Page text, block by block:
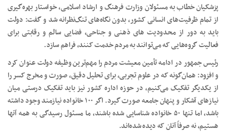
پزشکیان خطاب به مسئولان وزارت فرهنگ و ارشاد اسلامی، خواستار بهره‌گیری
از تمام ظرفیت‌های انسانی کشور، بدون نگاه‌های تنگ‌نظرانه شد و گفت: دولت
باید به دور از محدودیت‌ های ذهنی و جناحی، فضایی سالم و رقابتی برای
فعالیت گروه‌هایی که می‌توانند به مردم خدمت کنند، فراهم سازد.
رئیس جمهور در ادامه تأمین معیشت مردم را مهم‌ترین وظیفه دولت عنوان کرد
و افزود: همان‌گونه که در علوم تجربی، برای تحلیل دقیق، صورت و مخرج کسر را
از یکدیگر تفکیک می‌کنیم، در حوزه اداره کشور نیز باید تفکیک درستی میان
نیازهای آشکار و پنهان جامعه صورت گیرد. اگر ۱۰۰ خانواده نیازمند وجود داشته
باشد، اما تنها ۵۰ خانواده شناسایی شده باشند، ما مسئول رسیدگی به همه آنها
هستیم، نه صرفاً آنان که دیده شده‌اند.